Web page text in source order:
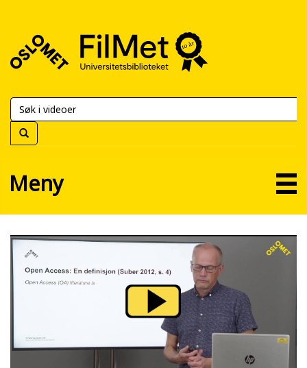
FilMet
Universitetsbiblioteket
Meny